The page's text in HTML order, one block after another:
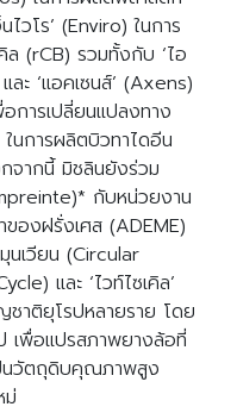
ไวโร’ (Enviro) ในการ
(rCB) รวมทั้งกับ ‘ไอ
ละ ‘แอคเซนส์’ (Axens)
การเปลี่ยนแปลงทาง
นการผลิตบิวทาไดอีน
จากนี้ มิชลินยังร่วม
กับหน่วยงาน
องฝรั่งเศส (ADEME)
นเวียน (Circular
และ ‘ไวท์ไซเคิล’
าติยุโรปหลายราย โดย
เพื่อแปรสภาพยางล้อที่
ป็นวัตถุดิบคุณภาพสูง
ม่